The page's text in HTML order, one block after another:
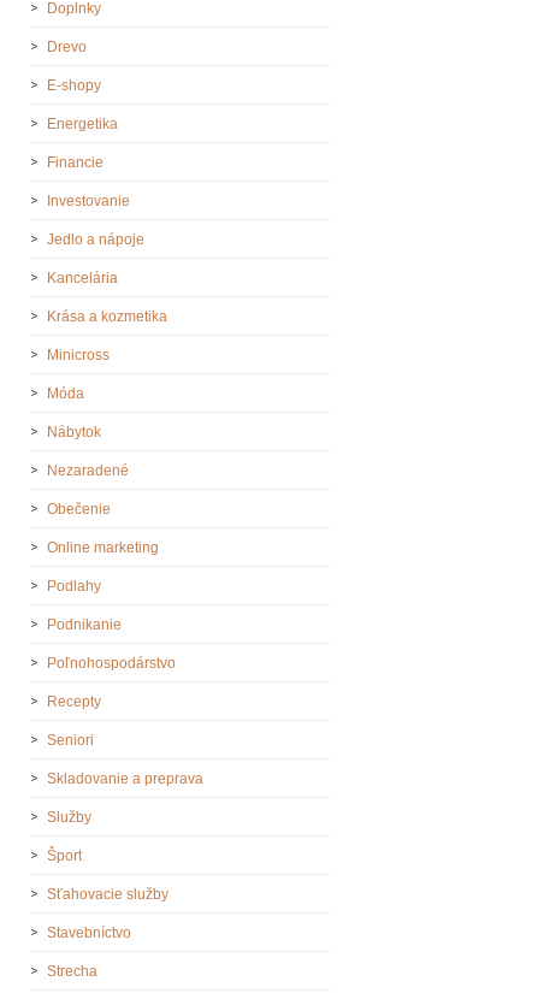
Doplnky
Drevo
E-shopy
Energetika
Financie
Investovanie
Jedlo a nápoje
Kancelária
Krása a kozmetika
Minicross
Móda
Nábytok
Nezaradené
Obečenie
Online marketing
Podlahy
Podnikanie
Poľnohospodárstvo
Recepty
Seniori
Skladovanie a preprava
Služby
Šport
Sťahovacie služby
Stavebníctvo
Strecha